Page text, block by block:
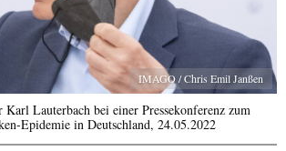
IMAGO / Chris Emil Janßen
Karl Lauterbach bei einer Pressekonferenz zum
Epidemie in Deutschland, 24.05.2022